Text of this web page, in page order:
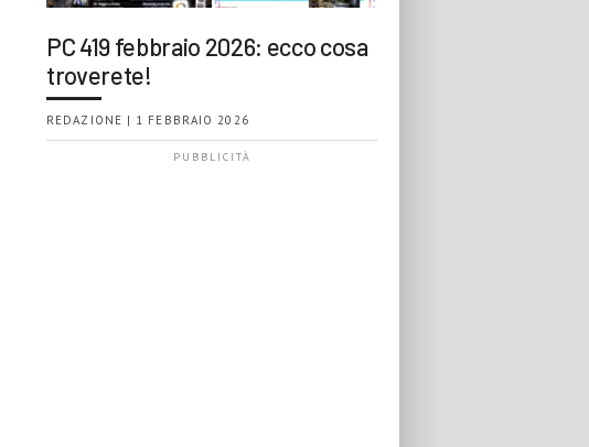
PC 419 febbraio 2026: ecco cosa
troverete!
REDAZIONE | 1 FEBBRAIO 2026